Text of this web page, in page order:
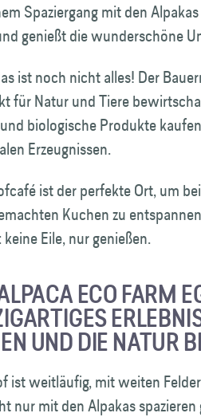
Spaziergang mit den
genießt die wunderschöne
ist noch nicht alles! Der
für Natur und Tiere
biologische Produkte
Erzeugnissen.
ist der perfekte Ort, um
Kuchen zu
keine Eile, nur genießen.
ECO FARM
UND DIE NATUR
ist weitläufig, mit weiten
nur mit den Alpakas